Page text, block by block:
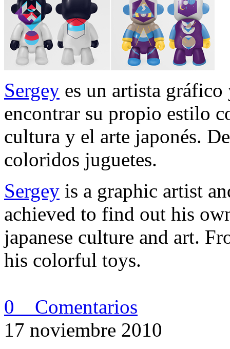
Sergey es un artista
encontrar su propio estilo
cultura y el arte japonés.
coloridos juguetes.
Sergey is a graphic artist
achieved to find out his
japanese culture and art.
his colorful toys.
0 Comentarios
17 noviembre 2010